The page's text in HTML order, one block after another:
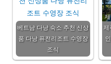
베트남 다낭 숙소 추천 신상
품 다낭 퓨전리조트 수영장
조식
제